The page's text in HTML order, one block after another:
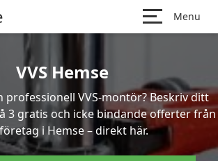
Menu
VVS Hemse
professionell VVS-montör? Beskriv ditt
3 gratis och icke bindande offerter från
i Hemse – direkt här.